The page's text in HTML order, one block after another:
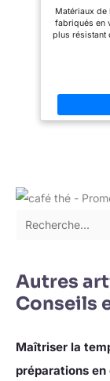
Matériaux de
fabriqués en
plus résistant
au
arbore un
art. Le
invitation à
500 ml, nos
touche
idéal : les
parfait. Que
Autres
Conseils
Maîtriser la
préparations en